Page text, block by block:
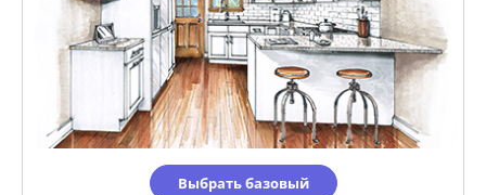
Выбрать базовый